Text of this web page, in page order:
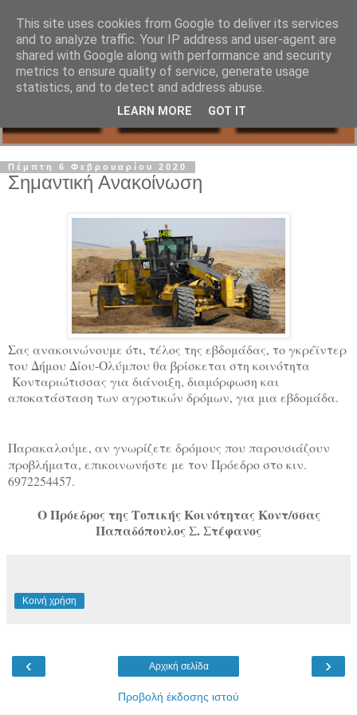
Πέμπτη 6 Φεβρουαρίου 2020
Σημαντική Ανακοίνωση
Σας ανακοινώνουμε ότι, τέλος της εβδομάδας, το γκρέϊντερ
του Δήμου Δίου-Ολύμπου θα βρίσκεται στη κοινότητα
Κονταριώτισσας για διάνοιξη, διαμόρφωση και
αποκατάσταση των αγροτικών δρόμων, για μια εβδομάδα.
Παρακαλούμε, αν γνωρίζετε δρόμους που παρουσιάζουν
προβλήματα, επικοινωνήστε με τον Πρόεδρο στο κιν.
6972254457.
Ο Πρόεδρος της Τοπικής Κοινότητας Κοντ/σσας
Παπαδόπουλος Σ. Στέφανος
Κοινή χρήση
‹ ›
Αρχική σελίδα
Προβολή έκδοσης ιστού
This site uses cookies from Google to deliver its services
and to analyze traffic. Your IP address and user-agent are
shared with Google along with performance and security
metrics to ensure quality of service, generate usage
statistics, and to detect and address abuse.
LEARN MORE GOT IT